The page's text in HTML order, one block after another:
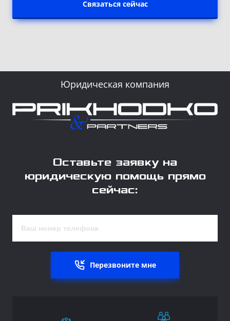
Связаться сейчас
Юридическая компания
Оставьте заявку на
юридическую помощь прямо
сейчас:
Перезвоните мне